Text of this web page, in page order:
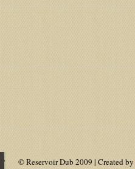
© Reservoir Dub 2009 | Created by